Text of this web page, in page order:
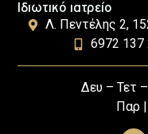
Ιδιωτικό ιατρείο
Λ. Πεντέλης 2,
6972 137
Δευ – Τετ
Παρ